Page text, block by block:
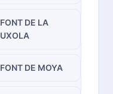
FONT DE LA
UXOLA
FONT DE MOYA